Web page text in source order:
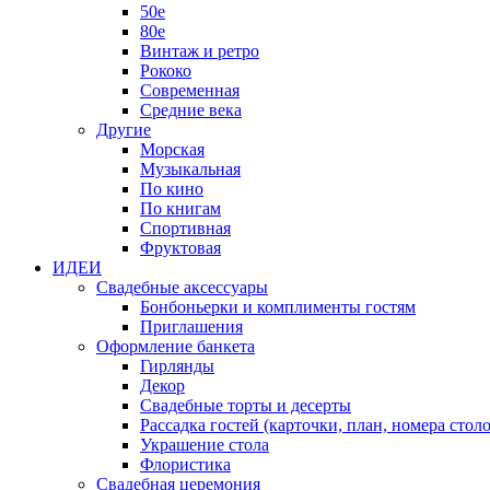
50е
80е
Винтаж и ретро
Рококо
Современная
Средние века
Другие
Морская
Музыкальная
По кино
По книгам
Спортивная
Фруктовая
ИДЕИ
Свадебные аксессуары
Бонбоньерки и комплименты гостям
Приглашения
Оформление банкета
Гирлянды
Декор
Свадебные торты и десерты
Рассадка гостей (карточки, план, номера
Украшение стола
Флористика
Свадебная церемония